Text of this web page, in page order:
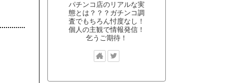
パチンコ店のリアルな実
態とは？？？ガチンコ調
査でもちろん忖度なし！
個人の主観で情報発信！
乞うご期待！